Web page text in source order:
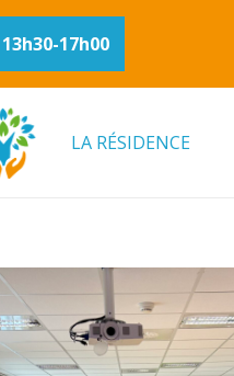
17h00
LA RÉSIDENCE